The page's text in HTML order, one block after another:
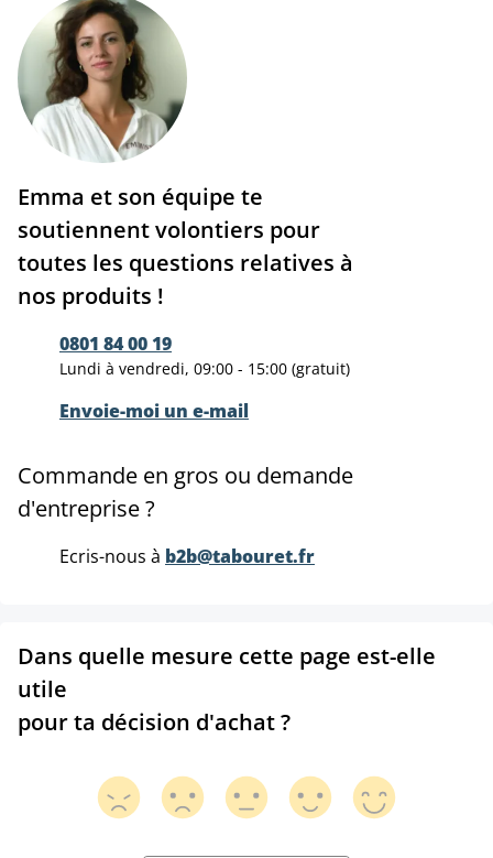
Emma et son équipe te
soutiennent volontiers pour
toutes les questions relatives à
nos produits !
0801 84 00 19
Lundi à vendredi, 09:00 - 15:00 (gratuit)
Envoie-moi un e-mail
Commande en gros ou demande
d'entreprise ?
Ecris-nous à b2b@tabouret.fr
Dans quelle mesure cette page est-elle
utile
pour ta décision d'achat ?